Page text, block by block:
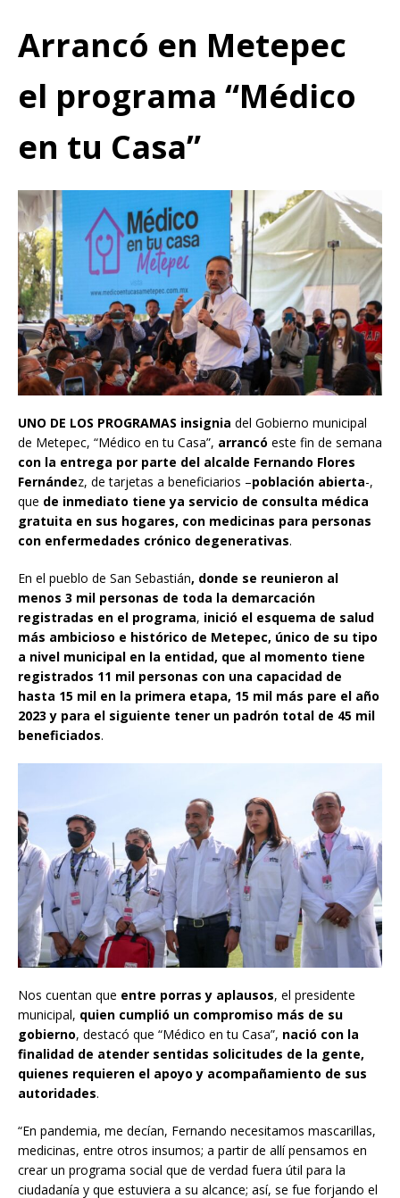
Arrancó en Metepec
el programa “Médico
en tu Casa”
UNO DE LOS PROGRAMAS insignia del Gobierno municipal
de Metepec, “Médico en tu Casa”, arrancó este fin de semana
con la entrega por parte del alcalde Fernando Flores
Fernández, de tarjetas a beneficiarios –población abierta-,
que de inmediato tiene ya servicio de consulta médica
gratuita en sus hogares, con medicinas para personas
con enfermedades crónico degenerativas.
En el pueblo de San Sebastián, donde se reunieron al
menos 3 mil personas de toda la demarcación
registradas en el programa, inició el esquema de salud
más ambicioso e histórico de Metepec, único de su tipo
a nivel municipal en la entidad, que al momento tiene
registrados 11 mil personas con una capacidad de
hasta 15 mil en la primera etapa, 15 mil más pare el año
2023 y para el siguiente tener un padrón total de 45 mil
beneficiados.
Nos cuentan que entre porras y aplausos, el presidente
municipal, quien cumplió un compromiso más de su
gobierno, destacó que “Médico en tu Casa”, nació con la
finalidad de atender sentidas solicitudes de la gente,
quienes requieren el apoyo y acompañamiento de sus
autoridades.
“En pandemia, me decían, Fernando necesitamos mascarillas,
medicinas, entre otros insumos; a partir de allí pensamos en
crear un programa social que de verdad fuera útil para la
ciudadanía y que estuviera a su alcance; así, se fue forjando el